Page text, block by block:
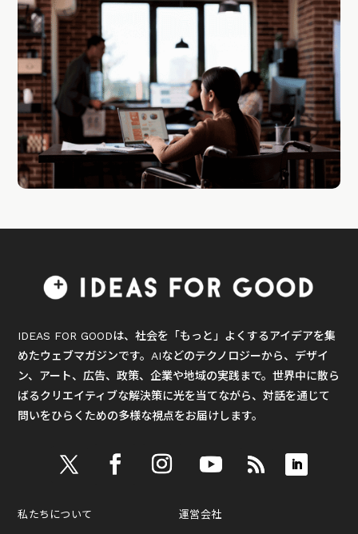
IDEAS FOR GOODは、社会を「もっと」よくするアイデアを集
めたウェブマガジンです。AIなどのテクノロジーから、デザイ
ン、アート、広告、政策、企業や地域の実践まで。世界中に散ら
ばるクリエイティブな解決策に光を当てながら、対話を通じて
問いをひらくための多様な視点をお届けします。
私たちについて 運営会社